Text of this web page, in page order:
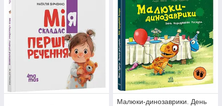
Малюки-динозаврики. День